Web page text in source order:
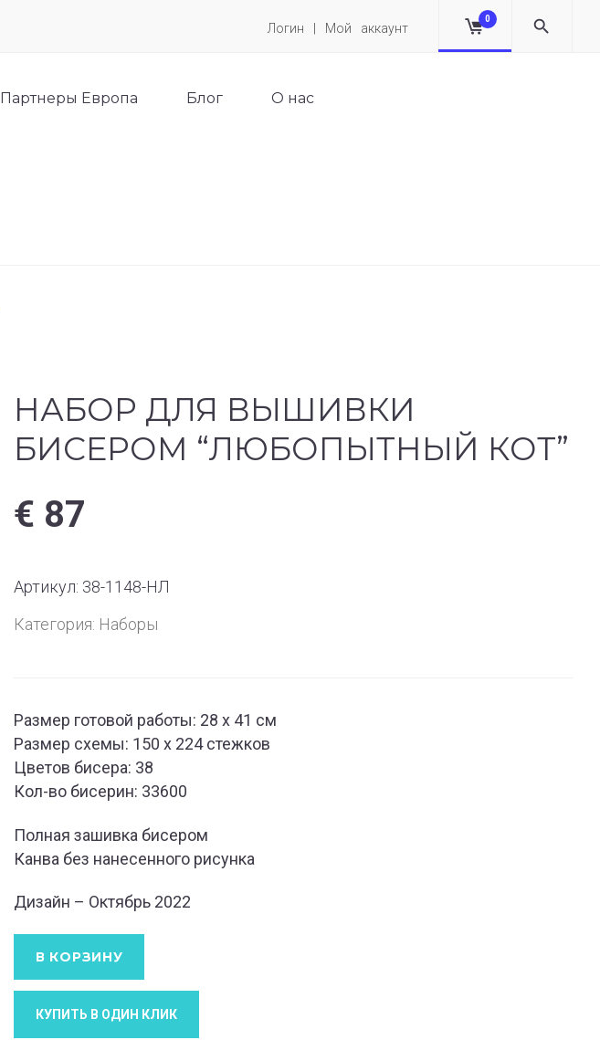
Логин | Мой аккаунт
0
Партнеры Европа Блог О нас
НАБОР ДЛЯ ВЫШИВКИ
БИСЕРОМ “ЛЮБОПЫТНЫЙ КОТ”
€ 87
Артикул: 38-1148-НЛ
Категория: Наборы
Размер готовой работы: 28 x 41 см
Размер схемы: 150 x 224 стежков
Цветов бисера: 38
Кол-во бисерин: 33600
Полная зашивка бисером
Канва без нанесенного рисунка
Дизайн – Октябрь 2022
В КОРЗИНУ
КУПИТЬ В ОДИН КЛИК